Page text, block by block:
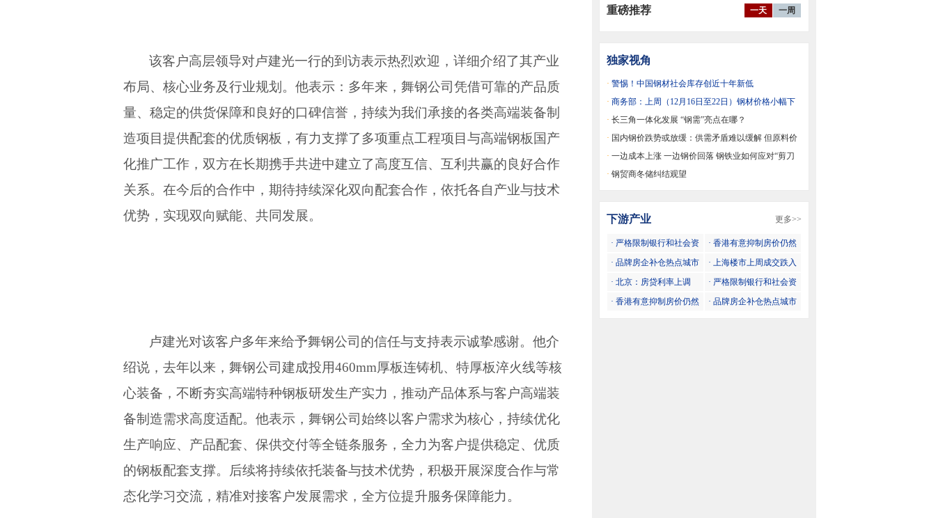
该客户高层领导对卢建光一行的到访表示热烈欢迎，详细介绍了其产业
布局、核心业务及行业规划。他表示：多年来，舞钢公司凭借可靠的产品质
量、稳定的供货保障和良好的口碑信誉，持续为我们承接的各类高端装备制
造项目提供配套的优质钢板，有力支撑了多项重点工程项目与高端钢板国产
化推广工作，双方在长期携手共进中建立了高度互信、互利共赢的良好合作
关系。在今后的合作中，期待持续深化双向配套合作，依托各自产业与技术
优势，实现双向赋能、共同发展。
卢建光对该客户多年来给予舞钢公司的信任与支持表示诚挚感谢。他介
绍说，去年以来，舞钢公司建成投用460mm厚板连铸机、特厚板淬火线等核
心装备，不断夯实高端特种钢板研发生产实力，推动产品体系与客户高端装
备制造需求高度适配。他表示，舞钢公司始终以客户需求为核心，持续优化
生产响应、产品配套、保供交付等全链条服务，全力为客户提供稳定、优质
的钢板配套支撑。后续将持续依托装备与技术优势，积极开展深度合作与常
态化学习交流，精准对接客户发展需求，全方位提升服务保障能力。
一天 一周
重磅推荐
独家视角
· 警惕！中国钢材社会库存创近十年新低
· 商务部：上周（12月16日至22日）钢材价格小幅下
降
· 长三角一体化发展 “钢需”亮点在哪？
· 国内钢价跌势或放缓：供需矛盾难以缓解 但原料价
格支撑
· 一边成本上涨 一边钢价回落 钢铁业如何应对“剪刀
差”
· 钢贸商冬储纠结观望
更多>>
下游产业
· 严格限制银行和社会资
金流向投资投机性购房
· 香港有意抑制房价仍然
创新高
· 品牌房企补仓热点城市
趋势明显
· 上海楼市上周成交跌入
谷底
· 北京：房贷利率上调
或将再收紧
· 严格限制银行和社会资
金流向投资投机性购房
· 香港有意抑制房价仍然
· 品牌房企补仓热点城市